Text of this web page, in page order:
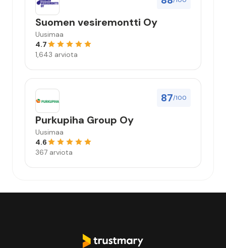
Suomen vesiremontti Oy
Uusimaa
4.7
1,643 arviota
87/100
Purkupiha Group Oy
Uusimaa
4.6
367 arviota